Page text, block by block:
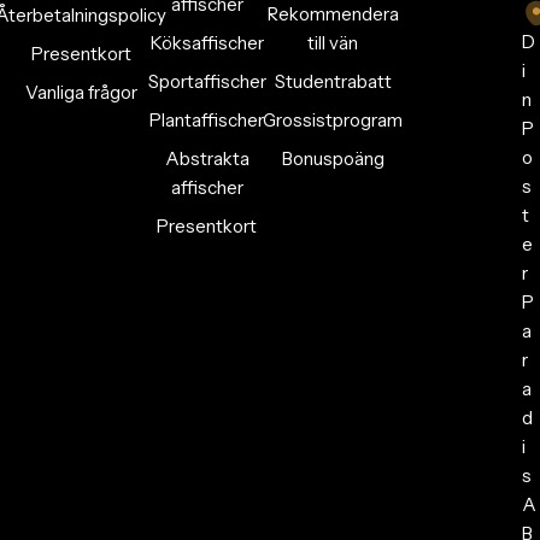
Presentkort
Vanliga frågor
affischer
Köksaffischer
Sportaffischer
Plantaffischer
Abstrakta
affischer
Presentkort
Rekommendera
till vän
Studentrabatt
Grossistprogram
Bonuspoäng
D
i
n
P
o
s
t
e
r
P
a
r
a
d
i
s
A
B